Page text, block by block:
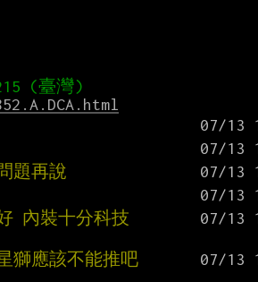
題再說
內裝十分科技
應該不能推吧